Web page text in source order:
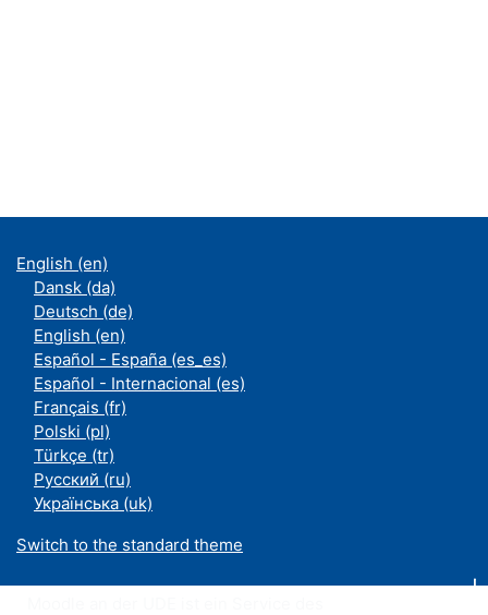
English ‎(en)‎
Dansk ‎(da)‎
Deutsch ‎(de)‎
English ‎(en)‎
Español - España ‎(es_es)‎
Español - Internacional ‎(es)‎
Français ‎(fr)‎
Polski ‎(pl)‎
Türkçe ‎(tr)‎
Русский ‎(ru)‎
Українська ‎(uk)‎
Switch to the standard theme